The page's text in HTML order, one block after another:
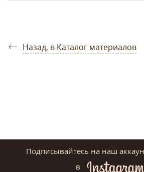
Назад, в Каталог материалов
Подписывайтесь на наш
в